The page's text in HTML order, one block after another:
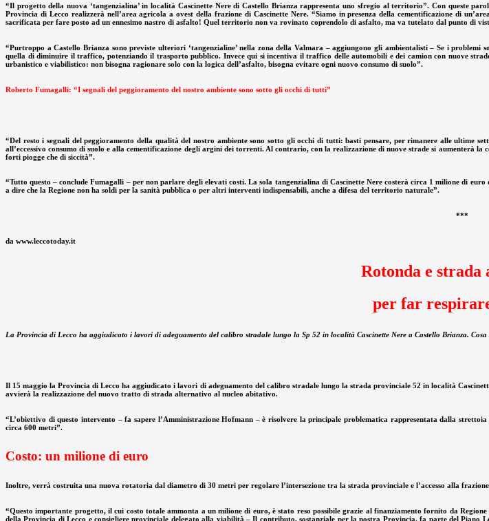
“Il progetto della nuova ‘tangenzialina’ in località Cascinette Nere di Castello Brianza rappresenta uno sfregio al territorio”. Con queste
Provincia di Lecco realizzerà nell’area agricola a ovest della frazione di Cascinette Nere. “Siamo in presenza della cementificazione di
sacrificata per fare posto ad un ennesimo nastro di asfalto! Quel territorio non va rovinato coprendolo di asfalto, ma va tutelato dal punto di
“Purtroppo a Castello Brianza sono previste ulteriori ‘tangenzialine’ nella zona della Valmara – aggiungono gli ambientalisti – Se i
quella di diminuire il traffico, potenziando il trasporto pubblico. Invece qui si incentiva il traffico delle automobili e dei camion con nuove
urbanistico e viabilistico: non bisogna ragionare solo con la logica dell’asfalto, bisogna evitare ogni nuovo consumo di suolo”.
Roberto Fumagalli: “I segnali del peggioramento del nostro ambiente sono sotto gli occhi di tutti”
“Del resto i segnali del peggioramento della qualità del nostro ambiente sono sotto gli occhi di tutti: basti pensare, per rimanere alle ultime
all’eccessivo consumo di suolo e alla cementificazione degli argini dei torrenti. Al contrario, con la realizzazione di nuove strade si aumenterà
forti piogge che di siccità”.
“Tutto questo – conclude Fumagalli – per non parlare degli elevati costi. La sola tangenzialina di Cascinette Nere costerà circa 1 milione di
a dire che la Regione non ha soldi per la sanità pubblica o per altri interventi indispensabili, anche a difesa del territorio naturale”.
***
da www.leccotoday.it
Rotonda e
per far
La Provincia di Lecco ha aggiudicato i lavori di adeguamento del calibro stradale lungo la Sp 52 in località Cascinette Nere a Castello Brianza. Cosa
Il 15 maggio la Provincia di Lecco ha aggiudicato i lavori di adeguamento del calibro stradale lungo la strada provinciale 52 in località
avvierà la realizzazione del nuovo tratto di strada alternativo al nucleo abitativo.
“L’obiettivo di questo intervento – fa sapere l’Amministrazione Hofmann – è risolvere la principale problematica rappresentata dalla
circa 600 metri”.
Costo: un milione di euro
Inoltre, verrà costruita una nuova rotatoria dal diametro di 30 metri per regolare l’intersezione tra la strada provinciale e l’accesso alla
“Questo importante progetto, il cui costo totale ammonta a un milione di euro, è stato reso possibile grazie al finanziamento fornito da
della Provincia di Lecco e consigliere provinciale delegato alla viabilità – Il contributo, sostanziale per la nostra Provincia, fa parte del